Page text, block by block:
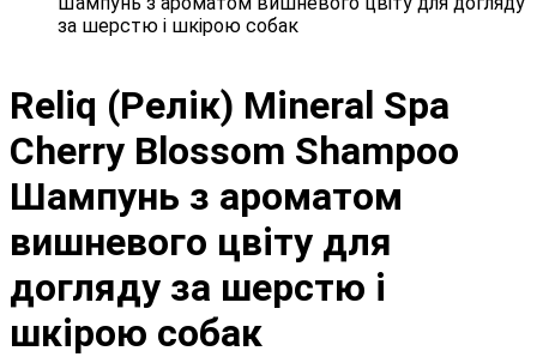
за шерстю і шкірою собак
Reliq (Релік) Mineral Spa
Cherry Blossom Shampoo
Шампунь з ароматом
вишневого цвіту для
догляду за шерстю і
шкірою собак